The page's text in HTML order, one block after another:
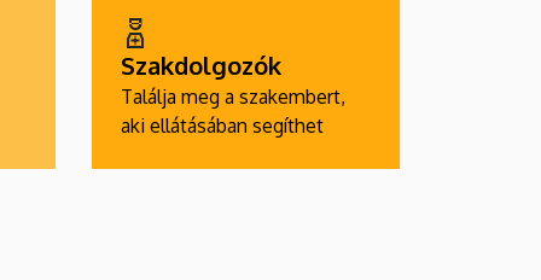
Szakdolgozók
Találja meg a szakembert,
aki ellátásában segíthet